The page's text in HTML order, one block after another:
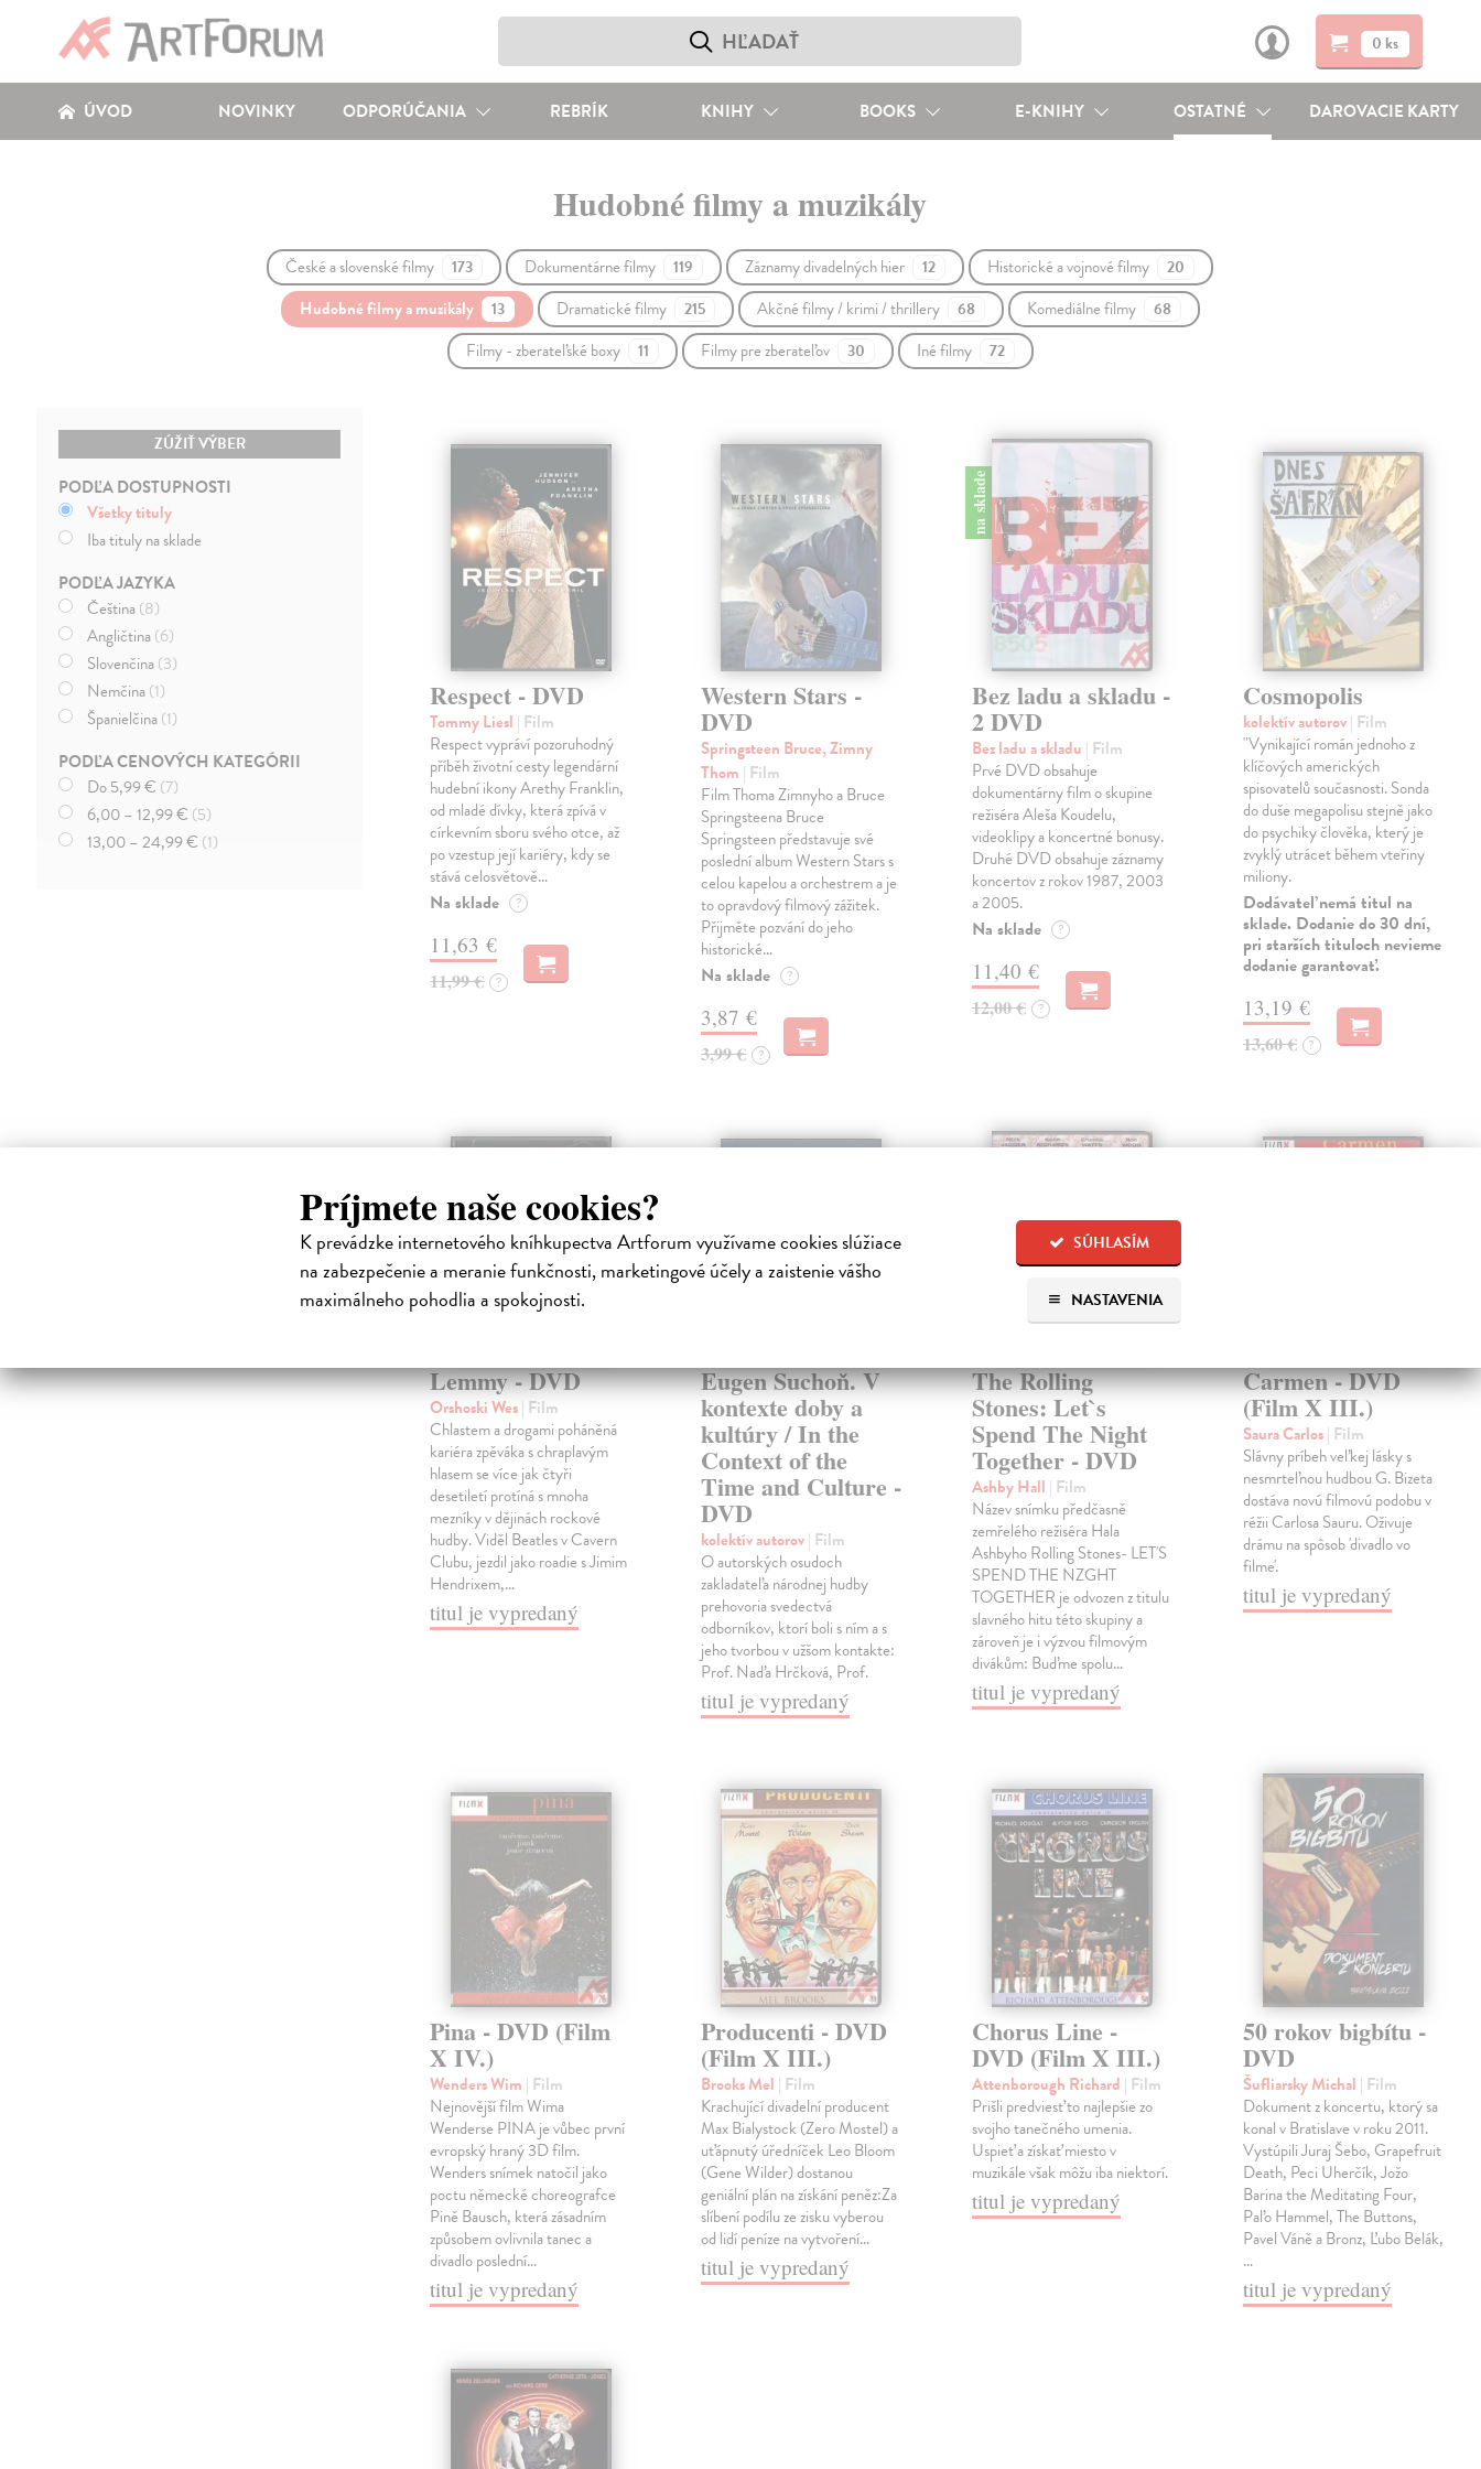
Príjmete naše cookies?
K prevádzke internetového kníhkupectva Artforum využívame cookies slúžiace
na zabezpečenie a meranie funkčnosti, marketingové účely a zaistenie vášho
maximálneho pohodlia a spokojnosti.
SÚHLASÍM
NASTAVENIA
0 ks
ÚVOD NOVINKY ODPORÚČANIA REBRÍK KNIHY BOOKS E-KNIHY OSTATNÉ DAROVACIE KARTY
Hudobné filmy a muzikály
České a slovenské filmy 173 Dokumentárne filmy 119 Záznamy divadelných hier 12 Historické a vojnové filmy 20
Hudobné filmy a muzikály 13 Dramatické filmy 215 Akčné filmy / krimi / thrillery 68 Komediálne filmy 68
Filmy - zberateľské boxy 11 Filmy pre zberateľov 30 Iné filmy 72
ZÚŽIŤ VÝBER
PODĽA DOSTUPNOSTI
Všetky tituly
Iba tituly na sklade
PODĽA JAZYKA
Čeština(8)
Angličtina(6)
Slovenčina(3)
Nemčina(1)
Španielčina(1)
PODĽA CENOVÝCH KATEGÓRII
Do 5,99 € (7)
6,00 – 12,99 € (5)
13,00 – 24,99 € (1)
Respect - DVD
Tommy Liesl | Film
Respect vypráví pozoruhodný
příběh životní cesty legendární
hudební ikony Arethy Franklin,
od mladé dívky, která zpívá v
církevním sboru svého otce, až
po vzestup její kariéry, kdy se
stává celosvětově…
Na sklade ?
11,63 €
11,99 € ?
Western Stars -
DVD
Springsteen Bruce, Zimny
Thom | Film
Film Thoma Zimnyho a Bruce
Springsteena Bruce
Springsteen představuje své
poslední album Western Stars s
celou kapelou a orchestrem a je
to opravdový filmový zážitek.
Přijměte pozvání do jeho
historické…
Na sklade ?
3,87 €
3,99 € ?
na sklade
Bez ladu a skladu -
2 DVD
Bez ladu a skladu | Film
Prvé DVD obsahuje
dokumentárny film o skupine
režiséra Aleša Koudelu,
videoklipy a koncertné bonusy.
Druhé DVD obsahuje záznamy
koncertov z rokov 1987, 2003
a 2005.
Na sklade ?
11,40 €
12,00 € ?
Cosmopolis
kolektív autorov| Film
"Vynikající román jednoho z
klíčových amerických
spisovatelů současnosti. Sonda
do duše megapolisu stejně jako
do psychiky člověka, který je
zvyklý utrácet během vteřiny
miliony.
Dodávateľ nemá titul na
sklade. Dodanie do 30 dní,
pri starších tituloch nevieme
dodanie garantovať.
13,19 €
13,60 € ?
Lemmy - DVD
Orshoski Wes| Film
Chlastem a drogami poháněná
kariéra zpěváka s chraplavým
hlasem se více jak čtyři
desetiletí protíná s mnoha
mezníky v dějinách rockové
hudby. Viděl Beatles v Cavern
Clubu, jezdil jako roadie s Jimim
Hendrixem,…
titul je vypredaný
Eugen Suchoň. V
kontexte doby a
kultúry / In the
Context of the
Time and Culture -
DVD
kolektív autorov| Film
O autorských osudoch
zakladateľa národnej hudby
prehovoria svedectvá
odborníkov, ktorí boli s ním a s
jeho tvorbou v užšom kontakte:
Prof. Naďa Hrčková, Prof.
titul je vypredaný
The Rolling
Stones: Let`s
Spend The Night
Together - DVD
Ashby Hall | Film
Název snímku předčasně
zemřelého režiséra Hala
Ashbyho Rolling Stones- LET'S
SPEND THE NZGHT
TOGETHER je odvozen z titulu
slavného hitu této skupiny a
zároveň je i výzvou filmovým
divákům: Buďme spolu…
titul je vypredaný
Carmen - DVD
(Film X III.)
Saura Carlos| Film
Slávny príbeh veľkej lásky s
nesmrteľnou hudbou G. Bizeta
dostáva novú filmovú podobu v
réžii Carlosa Sauru. Oživuje
drámu na spôsob 'divadlo vo
filme'.
titul je vypredaný
Pina - DVD (Film
X IV.)
Wenders Wim | Film
Nejnovější film Wima
Wenderse PINA je vůbec první
evropský hraný 3D film.
Wenders snímek natočil jako
poctu německé choreografce
Pině Bausch, která zásadním
způsobem ovlivnila tanec a
divadlo poslední…
titul je vypredaný
Producenti - DVD
(Film X III.)
Brooks Mel | Film
Krachující divadelní producent
Max Bialystock (Zero Mostel) a
uťápnutý úředníček Leo Bloom
(Gene Wilder) dostanou
geniální plán na získání peněz:Za
slíbení podílu ze zisku vyberou
od lidí peníze na vytvoření…
titul je vypredaný
Chorus Line -
DVD (Film X III.)
Attenborough Richard | Film
Prišli predviesť to najlepšie zo
svojho tanečného umenia.
Uspieť a získať miesto v
muzikále však môžu iba niektorí.
titul je vypredaný
50 rokov bigbítu -
DVD
Šufliarsky Michal | Film
Dokument z koncertu, ktorý sa
konal v Bratislave v roku 2011.
Vystúpili Juraj Šebo, Grapefruit
Death, Peci Uherčík, Jožo
Barina the Meditating Four,
Paľo Hammel, The Buttons,
Pavel Váně a Bronz, Ľubo Belák,
…
titul je vypredaný